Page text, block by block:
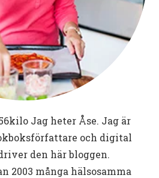
Jag heter Åse. Jag är
och digital
den här bloggen.
2003 många hälsosamma